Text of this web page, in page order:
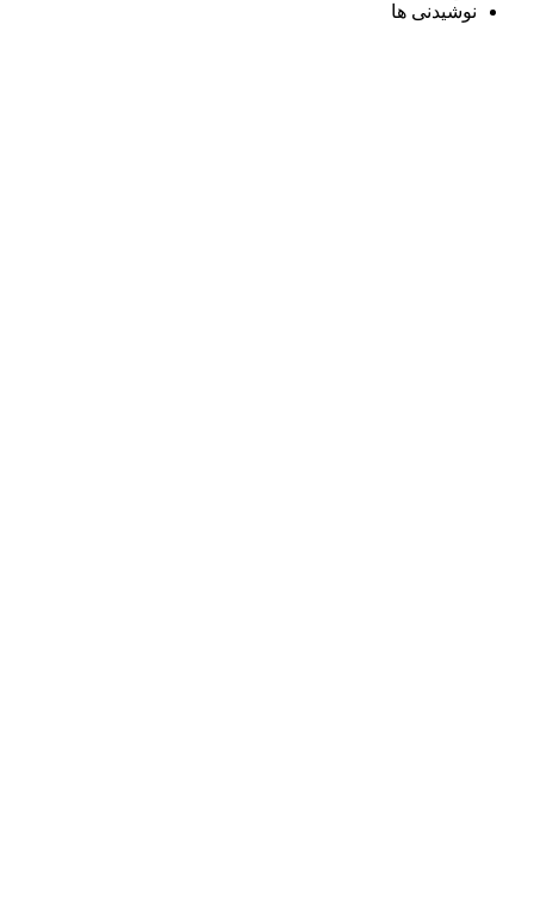
نوشیدنی ها